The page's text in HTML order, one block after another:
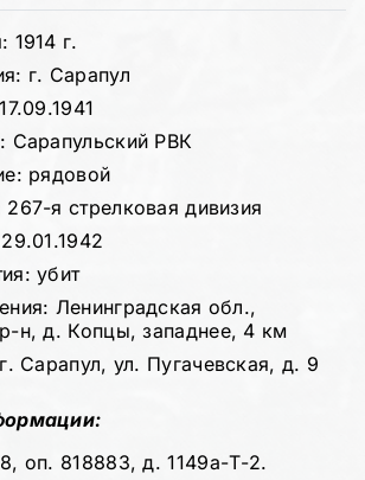
1914 г.
г. Сарапул
Сарапульский РВК
рядовой
я стрелковая дивизия
убит
Ленинградская обл.,
н, д. Копцы, западнее, 4 км
Сарапул, ул. Пугачевская, д. 9
оп. 818883, д. 1149а-Т-2.